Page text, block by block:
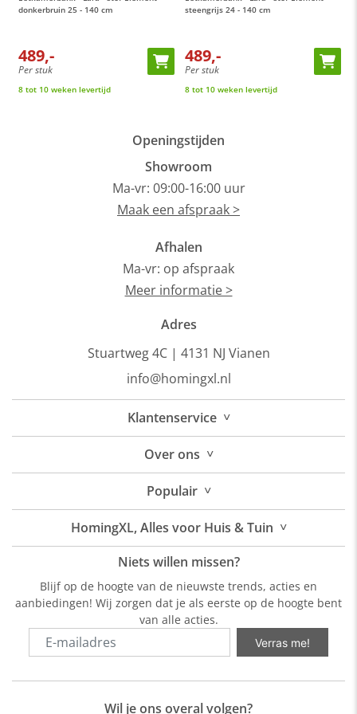
Vianen, 10 autominuten van Utrecht.
donkerbruin 25 - 140 cm
489,-
Per stuk
8 tot 10 weken levertijd
steengrijs 24 - 140 cm
489,-
Per stuk
8 tot 10 weken levertijd
Openingstijden
Showroom
Ma-vr: 09:00-16:00 uur
Maak een afspraak >
Afhalen
Ma-vr: op afspraak
Meer informatie >
Adres
Stuartweg 4C | 4131 NJ Vianen
info@homingxl.nl
Klantenservice ˅
Overons ˅
Populair ˅
HomingXL, Alles voor Huis & Tuin ˅
Niets willen missen?
Blijf op de hoogte van de nieuwste trends, acties en
aanbiedingen! Wij zorgen dat je als eerste op de hoogte bent
van alle acties.
Verras me!
Wil je ons overal volgen?